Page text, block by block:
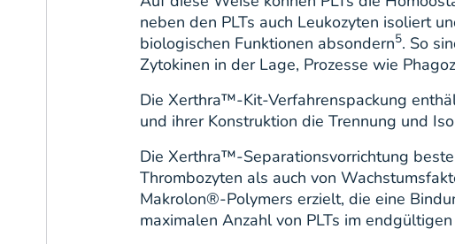
neben den PLTs auch Leukozyten isoliert
biologischen Funktionen absondern5. So
Zytokinen in der Lage, Prozesse wie
Die Xerthra™-Kit-Verfahrenspackung
und ihrer Konstruktion die Trennung und
Die Xerthra™-Separationsvorrichtung
Thrombozyten als auch von
Makrolon®-Polymers erzielt, die eine
maximalen Anzahl von PLTs im